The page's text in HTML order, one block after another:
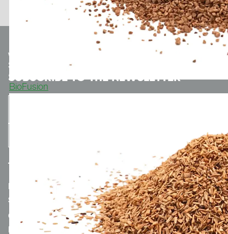
BioFusion
We make
Sport.
Optionaler Teaser-Text.
SUBSCRIBE TO THE NEWSLETTER
MERCH.POLYTAN.DE
SPORTGROUP-HOLDING
CONTACT
LEGAL NOTICE